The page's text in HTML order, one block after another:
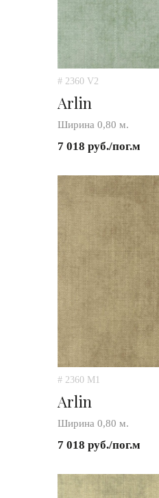
# 2360 V2
Arlin
Ширина 0,80 м.
7 018 руб./пог.м
# 2360 M1
Arlin
Ширина 0,80 м.
7 018 руб./пог.м